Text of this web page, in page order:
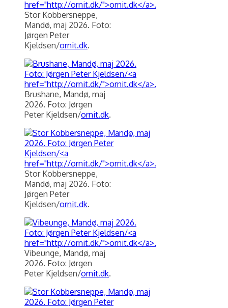
Stor Kobbersneppe,
Mandø, maj 2026. Foto:
Jørgen Peter
Kjeldsen/ornit.dk.
Brushane, Mandø, maj
2026. Foto: Jørgen
Peter Kjeldsen/ornit.dk.
Stor Kobbersneppe,
Mandø, maj 2026. Foto:
Jørgen Peter
Kjeldsen/ornit.dk.
Vibeunge, Mandø, maj
2026. Foto: Jørgen
Peter Kjeldsen/ornit.dk.